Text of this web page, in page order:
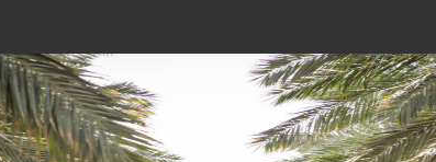
ואירוח מדברי